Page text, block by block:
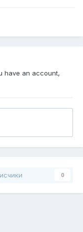
have an account,
0